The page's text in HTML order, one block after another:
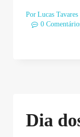
Por Lucas Tavares
0
Dia